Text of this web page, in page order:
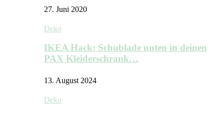
27. Juni 2020
Deko
IKEA Hack: Schublade unten in deinen
PAX Kleiderschrank…
13. August 2024
Deko